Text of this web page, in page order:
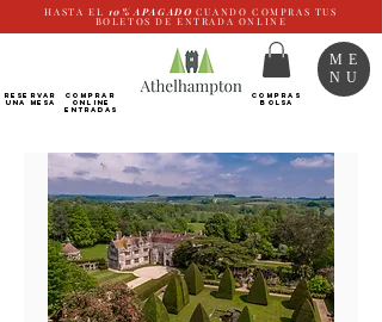
HASTA EL 10% APAGADO CUANDO COMPRAS TUS
BOLETOS DE ENTRADA ONLINE
RESERVAR
UNA MESA
Comprar
ONLINE
Entradas
COMPRAS
BOLSA
ME
NU